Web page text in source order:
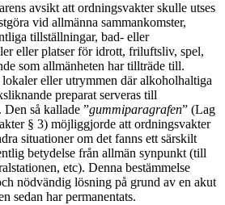
avsikt att ordningsvakter skulle utses
vid allmänna sammankomster,
tillställningar, bad- eller
eller platser för idrott, friluftsliv, spel,
som allmänheten har tillträde till.
eller utrymmen där alkoholhaltiga
preparat serveras till
Den så kallade ”gummiparagrafen” (Lag
§ 3) möjliggjorde att ordningsvakter
situationer om det fanns ett särskilt
betydelse från allmän synpunkt (till
etc). Denna bestämmelse
nödvändig lösning på grund av en akut
sedan har permanentats.